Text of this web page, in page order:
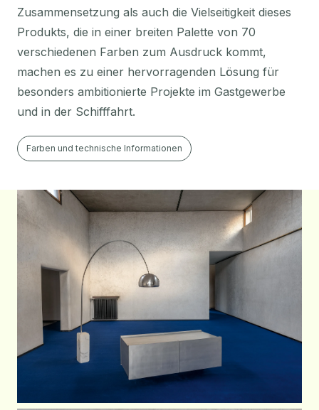
Zusammensetzung als auch die Vielseitigkeit dieses
Produkts, die in einer breiten Palette von 70
verschiedenen Farben zum Ausdruck kommt,
machen es zu einer hervorragenden Lösung für
besonders ambitionierte Projekte im Gastgewerbe
und in der Schifffahrt.
Farben und technische Informationen